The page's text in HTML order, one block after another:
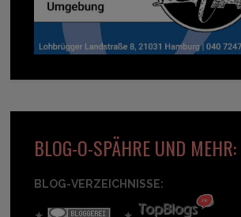
BLOG-O-SPÄHRE UND MEHR:
BLOG-VERZEICHNISSE: